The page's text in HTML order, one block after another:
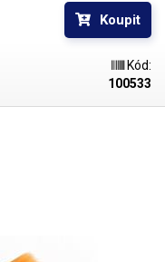
pro hrubší povrchy a
silnějšími vlákny; proto
dvou provedeních
Koupit
Kód:
100533